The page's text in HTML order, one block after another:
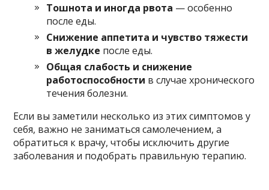
Тошнота и иногда рвота — особенно
после еды.
Снижение аппетита и чувство тяжести
в желудке после еды.
Общая слабость и снижение
работоспособности в случае хронического
течения болезни.
Если вы заметили несколько из этих симптомов у
себя, важно не заниматься самолечением, а
обратиться к врачу, чтобы исключить другие
заболевания и подобрать правильную терапию.